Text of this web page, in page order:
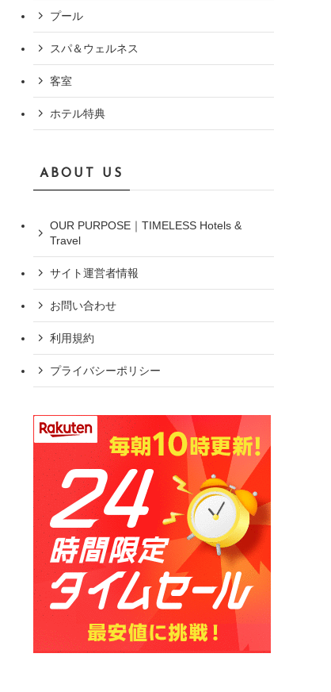
プール
スパ＆ウェルネス
客室
ホテル特典
ABOUT US
OUR PURPOSE｜TIMELESS Hotels &
Travel
サイト運営者情報
お問い合わせ
利用規約
プライバシーポリシー